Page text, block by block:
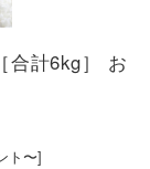
合計6kg］ お
ト〜]